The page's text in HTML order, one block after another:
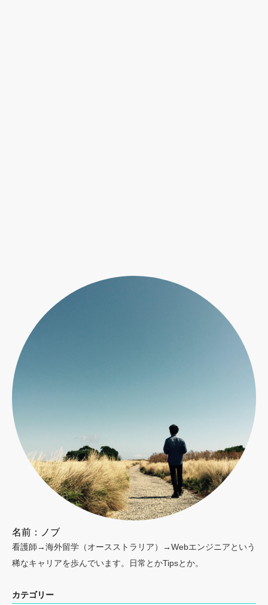
名前：ノブ
看護師→海外留学（オースストラリア）→Webエンジニアという
稀なキャリアを歩んでいます。日常とかTipsとか。
カテゴリー